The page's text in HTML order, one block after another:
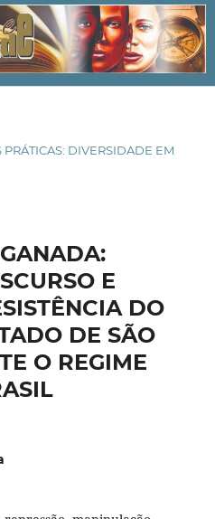
PRÁTICAS: DIVERSIDADE EM
E
DO
DE SÃO
O REGIME